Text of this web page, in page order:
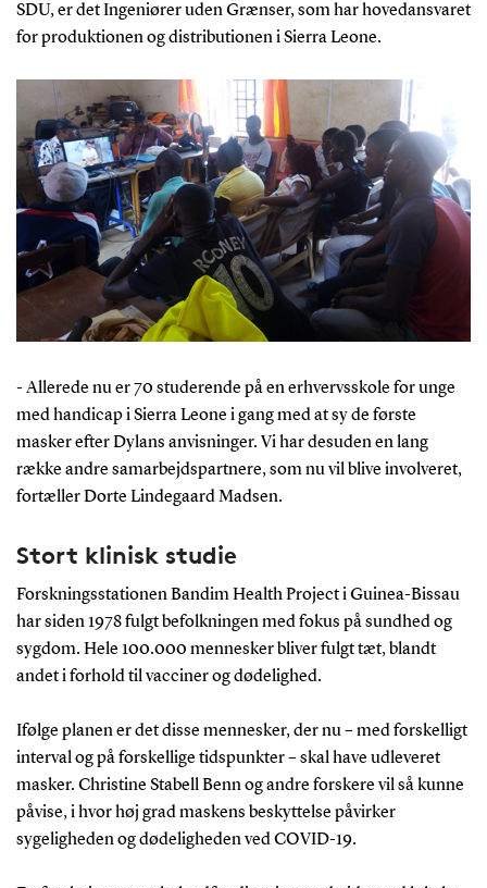
SDU, er det Ingeniører uden Grænser, som har hovedansvaret
for produktionen og distributionen i Sierra Leone.
- Allerede nu er 70 studerende på en erhvervsskole for unge
med handicap i Sierra Leone i gang med at sy de første
masker efter Dylans anvisninger. Vi har desuden en lang
række andre samarbejdspartnere, som nu vil blive involveret,
fortæller Dorte Lindegaard Madsen.
Stort klinisk studie
Forskningsstationen Bandim Health Project i Guinea-Bissau
har siden 1978 fulgt befolkningen med fokus på sundhed og
sygdom. Hele 100.000 mennesker bliver fulgt tæt, blandt
andet i forhold til vacciner og dødelighed.
Ifølge planen er det disse mennesker, der nu – med forskelligt
interval og på forskellige tidspunkter – skal have udleveret
masker. Christine Stabell Benn og andre forskere vil så kunne
påvise, i hvor høj grad maskens beskyttelse påvirker
sygeligheden og dødeligheden ved COVID-19.